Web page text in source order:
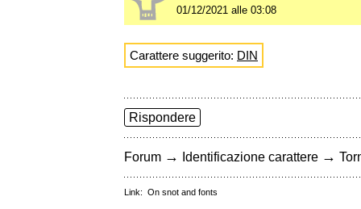
01/12/2021 alle 03:08
Carattere suggerito: DIN
Rispondere
Forum → Identificazione carattere →
Link: On snot and fonts